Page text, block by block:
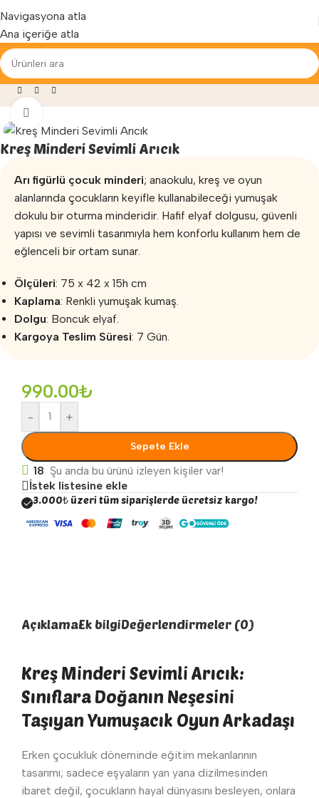
Navigasyona atla
Ana içeriğe atla
Yenilenen arayüzümüz ile hizmetinizdeyiz...
»Fizyoterapi ve Egzersiz
Kreş Minderi Sevimli Arıcık
Arı figürlü çocuk minderi; anaokulu, kreş ve oyun
alanlarında çocukların keyifle kullanabileceği yumuşak
dokulu bir oturma minderidir. Hafif elyaf dolgusu, güvenli
yapısı ve sevimli tasarımıyla hem konforlu kullanım hem de
eğlenceli bir ortam sunar.
Ölçüleri: 75 x 42 x 15h cm
Kaplama: Renkli yumuşak kumaş.
Dolgu: Boncuk elyaf.
Kargoya Teslim Süresi: 7 Gün.
990.00₺
- +
Sepete Ekle
18 Şu anda bu ürünü izleyen kişiler var!
İstek listesine ekle
3.000₺ üzeri tüm siparişlerde ücretsiz kargo!
AçıklamaEk bilgiDeğerlendirmeler (0)
Kreş Minderi Sevimli Arıcık:
Sınıflara Doğanın Neşesini
Taşıyan Yumuşacık Oyun Arkadaşı
Erken çocukluk döneminde eğitim mekanlarının
tasarımı; sadece eşyaların yan yana dizilmesinden
ibaret değil, çocukların hayal dünyasını besleyen, onlara